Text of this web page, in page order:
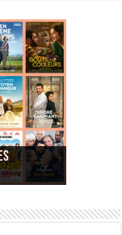
Père
Poiré